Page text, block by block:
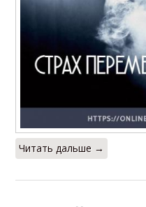
Читать дальше →